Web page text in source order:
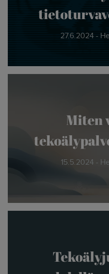
27.6.2024 -
Miten
15.5.2024 -